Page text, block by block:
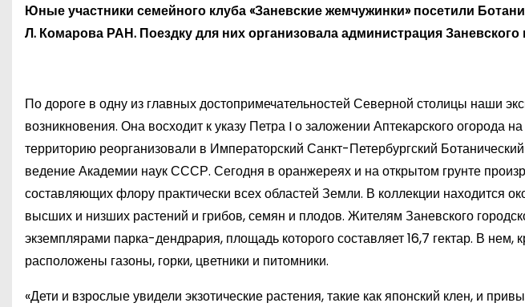
Юные участники семейного клуба «Заневские жемчужинки» посетили
Л. Комарова РАН. Поездку для них организовала администрация Заневского
По дороге в одну из главных достопримечательностей Северной столицы наши
возникновения. Она восходит к указу Петра Iо заложении Аптекарского огорода
территорию реорганизовали в Императорский Санкт-Петербургский
ведение Академии наук СССР. Сегодня в оранжереях и на открытом грунте
составляющих флору практически всех областей Земли. В коллекции находится
высших и низших растений и грибов, семян и плодов. Жителям Заневского
экземплярами парка-дендрария, площадь которого составляет 16,7 гектар. В нем,
расположены газоны, горки, цветники и питомники.
«Дети и взрослые увидели экзотические растения, такие как японский клен, и